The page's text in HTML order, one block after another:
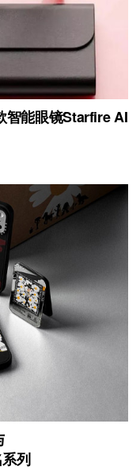
智能眼镜Starfire AI
列